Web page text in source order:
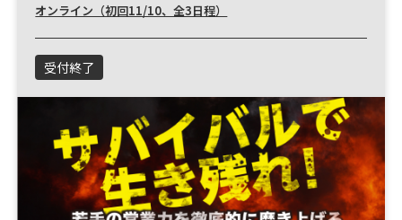
オンライン（初回11/10、全3日程）
受付終了